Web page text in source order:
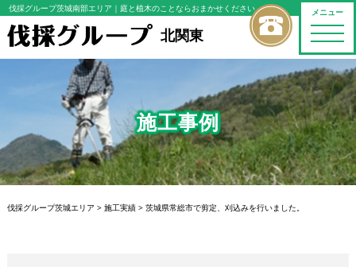
メニュー
toggle
伐採グループ茨城南部エリア ｜庭と植木のことならおまかせください
北関東
施工事例
伐採グループ茨城エリア > 施工実績> 茨城県常総市で剪定、刈込みを行いました。